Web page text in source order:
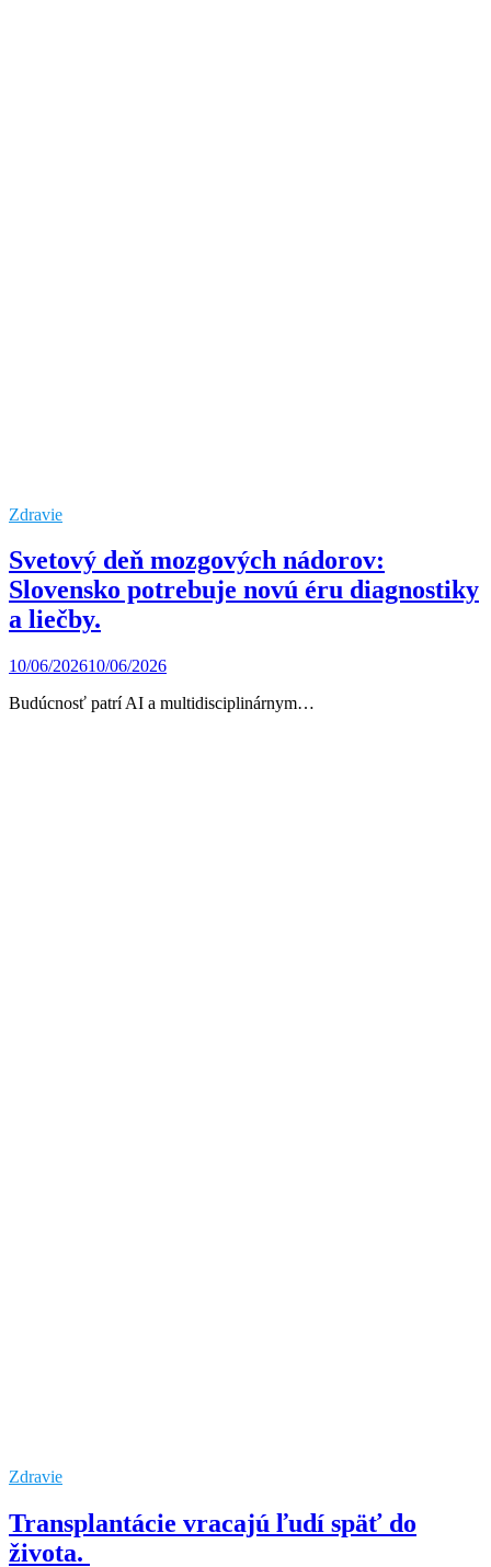
Zdravie
Svetový deň mozgových nádorov:
Slovensko potrebuje novú éru diagnostiky
a liečby.
10/06/202610/06/2026
Budúcnosť patrí AI a multidisciplinárnym…
Zdravie
Transplantácie vracajú ľudí späť do
života.